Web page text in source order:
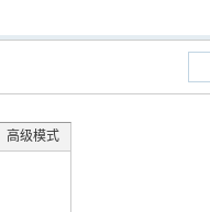
高级模式